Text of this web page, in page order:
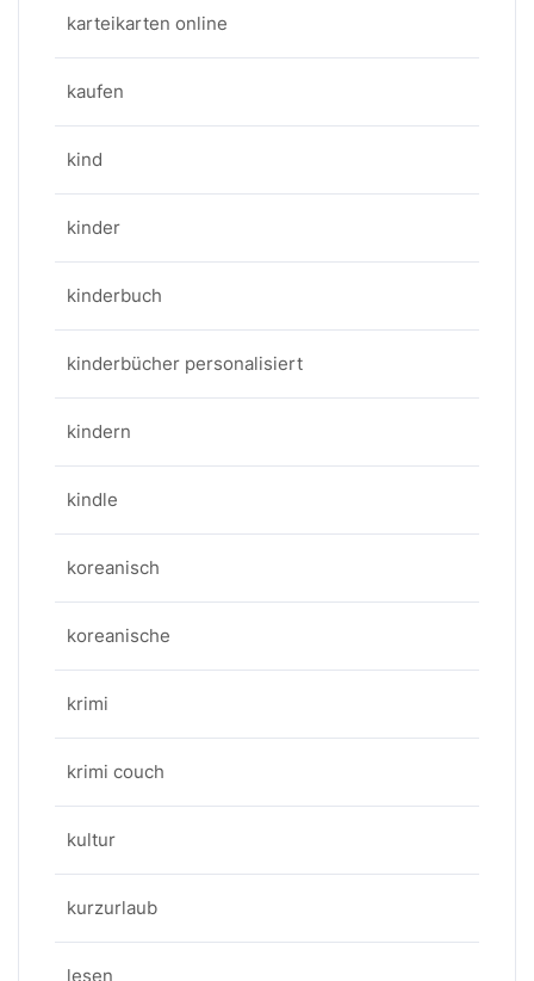
karteikarten online
kaufen
kind
kinder
kinderbuch
kinderbücher personalisiert
kindern
kindle
koreanisch
koreanische
krimi
krimi couch
kultur
kurzurlaub
lesen